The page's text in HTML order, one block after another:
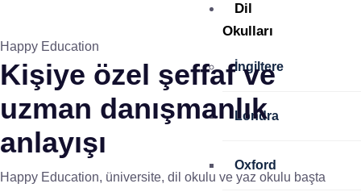
Dil
Okulları
İngiltere
Londra
Oxford
Happy Education
Kişiye özel şeffaf ve
uzman danışmanlık
anlayışı
Happy Education, üniversite, dil okulu ve yaz okulu başta